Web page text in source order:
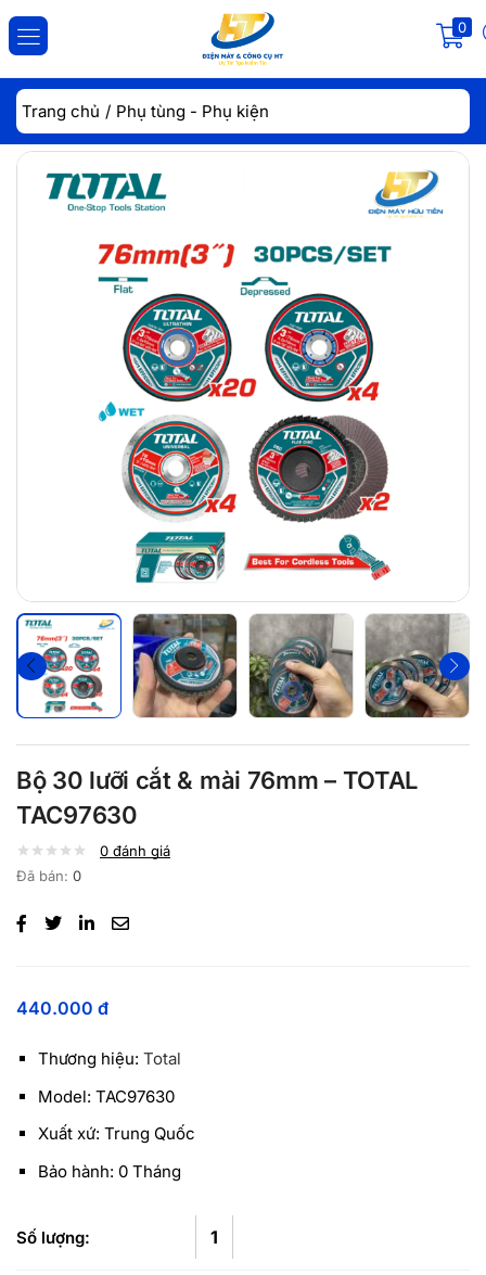
0
ĐĂNG NHẬP ĐĂNG KÝ
Nhập tài khoản và mật khẩu để đăng nhập.
Lưu đăng nhập
Đăng Nhập
Quên mật khẩu?
Trang chủ Phụ tùng - Phụ kiện
Bộ 30 lưỡi cắt & mài 76mm – TOTAL
TAC97630
0 đánh giá
Đã bán: 0
440.000 đ
Thương hiệu: Total
Model: TAC97630
Xuất xứ: Trung Quốc
Bảo hành: 0 Tháng